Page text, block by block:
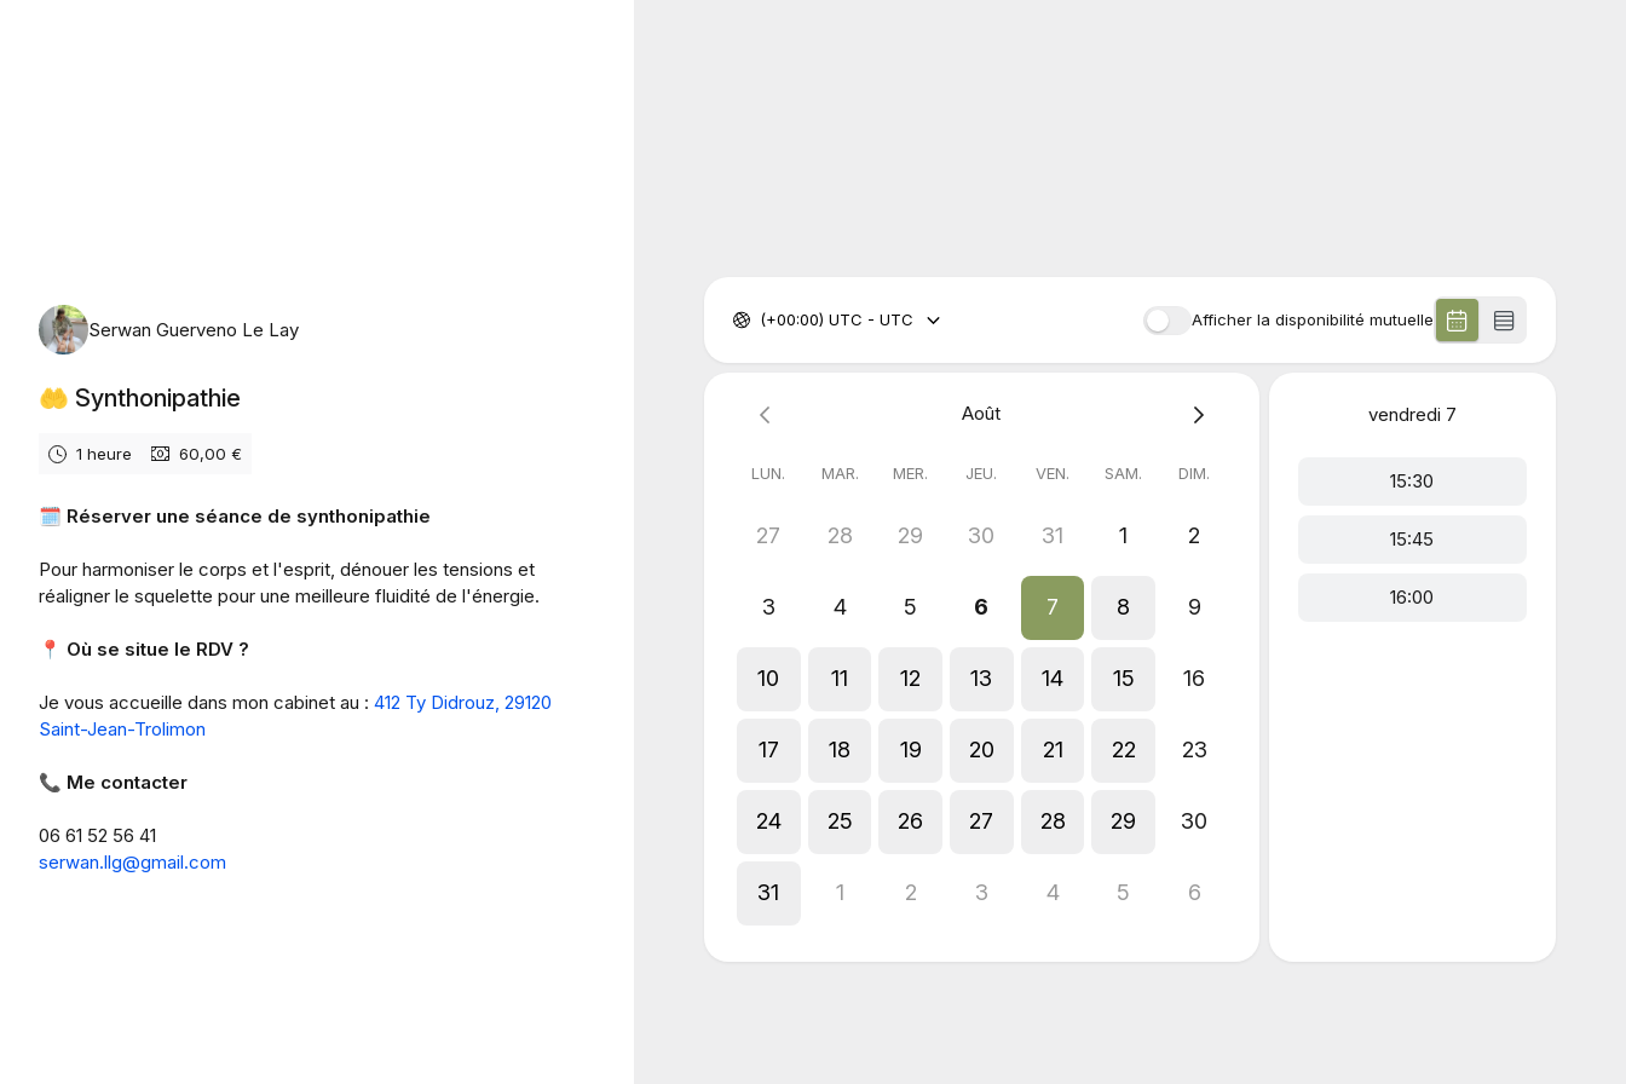
Serwan Guerveno Le Lay
🤲 Synthonipathie
1 heure 60,00 €
🗓️ Réserver une séance de synthonipathie
Pour harmoniser le corps et l'esprit, dénouer les tensions et
réaligner le squelette pour une meilleure fluidité de l'énergie.
📍 Où se situe le RDV ?
Je vous accueille dans mon cabinet au : 412 Ty Didrouz, 29120
Saint-Jean-Trolimon
📞 Me contacter
06 61 52 56 41
serwan.llg@gmail.com
Afficher la disponibilité mutuelle
(+00:00) UTC - UTC
Août
LUN. MAR. MER. JEU. VEN. SAM. DIM.
27 28 29 30 31 1 2
3 4 5 6 7 8 9
10 11 12 13 14 15 16
17 18 19 20 21 22 23
24 25 26 27 28 29 30
31 1 2 3 4 5 6
vendredi 7
15:30
15:45
16:00